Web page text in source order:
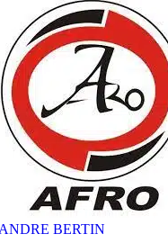
BERTIN